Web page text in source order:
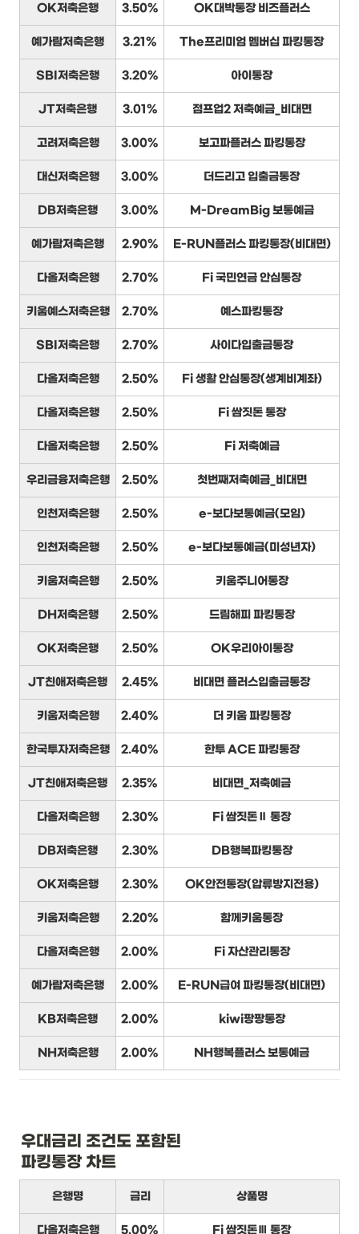
OK저축은행 3.50% OK대박통장 비즈플러스
예가람저축은행 3.21% The프리미엄 멤버십 파킹통장
SBI저축은행 3.20% 아이통장
JT저축은행 3.01% 점프업2 저축예금_비대면
고려저축은행 3.00% 보고파플러스 파킹통장
대신저축은행 3.00% 더드리고 입출금통장
DB저축은행 3.00% M-DreamBig 보통예금
예가람저축은행 2.90% E-RUN플러스 파킹통장(비대면)
다올저축은행 2.70% Fi 국민연금 안심통장
키움예스저축은행 2.70% 예스파킹통장
SBI저축은행 2.70% 사이다입출금통장
다올저축은행 2.50% Fi 생활 안심통장(생계비계좌)
다올저축은행 2.50% Fi 쌈짓돈 통장
다올저축은행 2.50% Fi 저축예금
우리금융저축은행 2.50% 첫번째저축예금_비대면
인천저축은행 2.50% e-보다보통예금(모임)
인천저축은행 2.50% e-보다보통예금(미성년자)
키움저축은행 2.50% 키움주니어통장
DH저축은행 2.50% 드림해피 파킹통장
OK저축은행 2.50% OK우리아이통장
JT친애저축은행 2.45% 비대면 플러스입출금통장
키움저축은행 2.40% 더 키움 파킹통장
한국투자저축은행 2.40% 한투 ACE 파킹통장
JT친애저축은행 2.35% 비대면_저축예금
다올저축은행 2.30% Fi 쌈짓돈Ⅱ 통장
DB저축은행 2.30% DB행복파킹통장
OK저축은행 2.30% OK안전통장(압류방지전용)
키움저축은행 2.20% 함께키움통장
다올저축은행 2.00% Fi 자산관리통장
예가람저축은행 2.00% E-RUN급여 파킹통장(비대면)
KB저축은행 2.00% kiwi팡팡통장
NH저축은행 2.00% NH행복플러스 보통예금
우대금리 조건도 포함된
파킹통장 차트
은행명 금리 상품명
다올저축은행 5.00% Fi 쌈짓돈Ⅲ 통장